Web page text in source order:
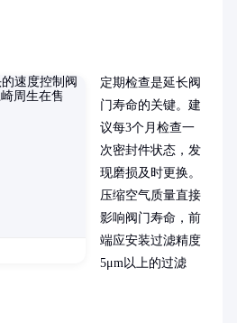
定期检查是延长阀
门寿命的关键。建
议每3个月检查一
次密封件状态，发
现磨损及时更换。
压缩空气质量直接
影响阀门寿命，前
端应安装过滤精度
5μm以上的过滤